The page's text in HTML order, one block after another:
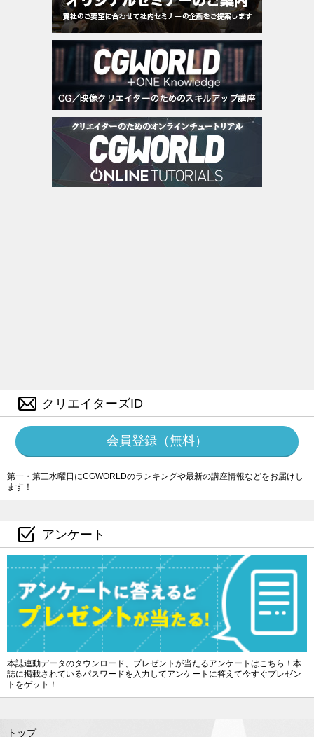
クリエイターズID
会員登録（無料）
第一・第三水曜日にCGWORLDのランキングや最新の講座情報などをお届けし
ます！
アンケート
本誌連動データのタウンロード、プレゼントが当たるアンケートはこちら！本
誌に掲載されているパスワードを入力してアンケートに答えて今すぐプレゼン
トをゲット！
トップ